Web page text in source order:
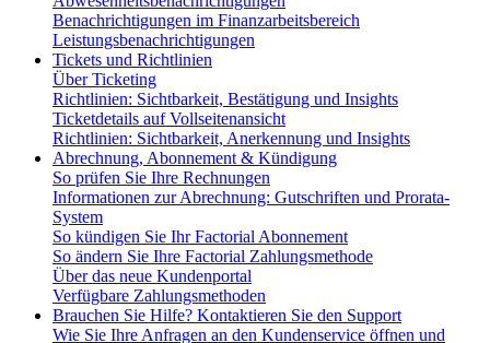
Benachrichtigungen im Finanzarbeitsbereich
Leistungsbenachrichtigungen
Tickets und Richtlinien
Über Ticketing
Richtlinien: Sichtbarkeit, Bestätigung und Insights
Ticketdetails auf Vollseitenansicht
Richtlinien: Sichtbarkeit, Anerkennung und Insights
Abrechnung, Abonnement & Kündigung
So prüfen Sie Ihre Rechnungen
Informationen zur Abrechnung: Gutschriften und Prorata-
System
So kündigen Sie Ihr Factorial Abonnement
So ändern Sie Ihre Factorial Zahlungsmethode
Über das neue Kundenportal
Verfügbare Zahlungsmethoden
Brauchen Sie Hilfe? Kontaktieren Sie den Support
Wie Sie Ihre Anfragen an den Kundenservice öffnen und